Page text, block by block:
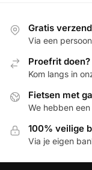
Gratis
Via een
Proefrit doen?
Kom langs in
Fietsen met
We hebben
100% veilige
Via je eigen